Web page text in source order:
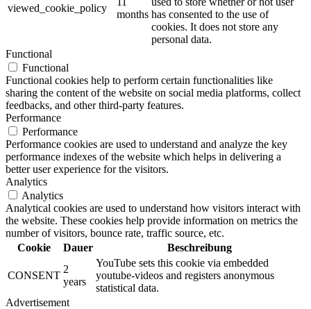
viewed_cookie_policy
months has consented to the use of
cookies. It does not store any
personal data.
Functional
Functional
Functional cookies help to perform certain functionalities like
sharing the content of the website on social media platforms, collect
feedbacks, and other third-party features.
Performance
Performance
Performance cookies are used to understand and analyze the key
performance indexes of the website which helps in delivering a
better user experience for the visitors.
Analytics
Analytics
Analytical cookies are used to understand how visitors interact with
the website. These cookies help provide information on metrics the
number of visitors, bounce rate, traffic source, etc.
Cookie
Dauer Beschreibung
CONSENT
2
years
YouTube sets this cookie via embedded
youtube-videos and registers anonymous
statistical data.
Advertisement